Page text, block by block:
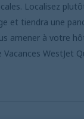
Localisez
et tiendra une
amener à votre
WestJet